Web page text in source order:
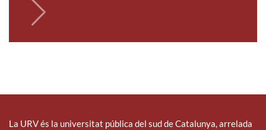
La URV és la universitat pública del sud de Catalunya, arrelada